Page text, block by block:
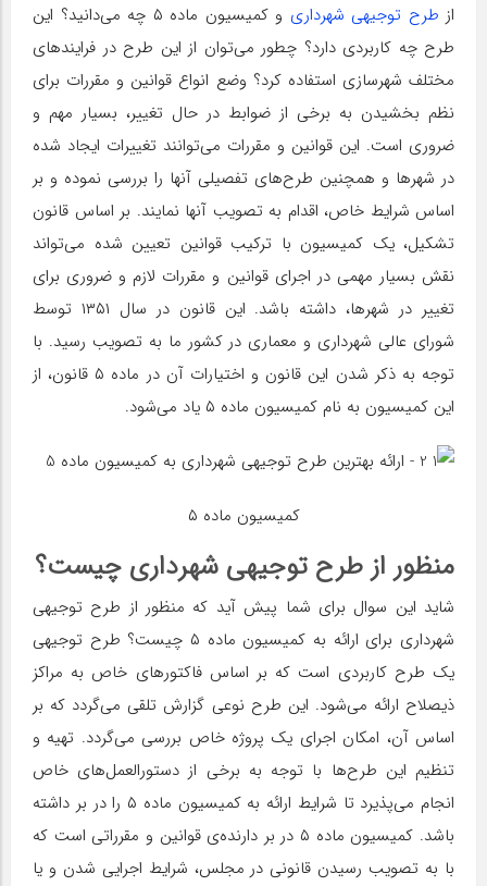
از طرح توجیهی شهرداری
و کمیسیون ماده ۵ چه می‌دانید؟ این
طرح چه کاربردی دارد؟ چطور می‌توان از این طرح در فرایندهای
مختلف شهرسازی استفاده کرد؟ وضع انواع قوانین و مقررات برای
نظم بخشیدن به برخی از ضوابط در حال تغییر، بسیار مهم و
ضروری است. این قوانین و مقررات می‌توانند تغییرات ایجاد شده
در شهرها و همچنین طرح‌های تفصیلی آنها را بررسی نموده و بر
اساس شرایط خاص، اقدام به تصویب آنها نمایند. بر اساس قانون
تشکیل، یک کمیسیون با ترکیب قوانین تعیین شده می‌تواند
نقش بسیار مهمی در اجرای قوانین و مقررات لازم و ضروری برای
تغییر در شهرها، داشته باشد. این قانون در سال ۱۳۵۱ توسط
شورای عالی شهرداری و معماری در کشور ما به تصویب رسید. با
توجه به ذکر شدن این قانون و اختیارات آن در ماده ۵ قانون، از
این کمیسیون به نام کمیسیون ماده ۵ یاد می‌شود.
کمیسیون ماده ۵
منظور از طرح توجیهی شهرداری چیست؟
شاید این سوال برای شما پیش آید که منظور از طرح توجیهی
شهرداری برای ارائه به کمیسیون ماده ۵ چیست؟ طرح توجیهی
یک طرح کاربردی است که بر اساس فاکتورهای خاص به مراکز
ذیصلاح ارائه می‌شود. این طرح نوعی گزارش تلقی می‌گردد که بر
اساس آن، امکان اجرای یک پروژه خاص بررسی می‌گردد. تهیه و
تنظیم این طرح‌ها با توجه به برخی از دستورالعمل‌های خاص
انجام می‌پذیرد تا شرایط ارائه به کمیسیون ماده ۵ را در بر داشته
باشد. کمیسیون ماده ۵ در بر دارنده‌ی قوانین و مقرراتی است که
با به تصویب رسیدن قانونی در مجلس، شرایط اجرایی شدن و یا